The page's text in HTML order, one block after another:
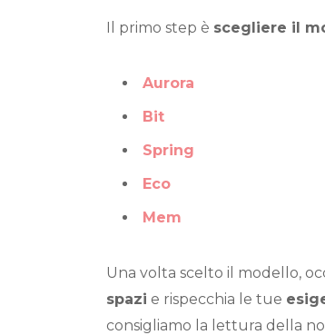
Il primo step è scegliere il
Aurora
Bit
Spring
Eco
Mem
Una volta scelto il modello,
spazi e rispecchia le tue
consigliamo la lettura della